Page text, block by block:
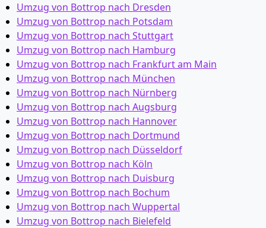
Umzug von Bottrop nach Dresden
Umzug von Bottrop nach Potsdam
Umzug von Bottrop nach Stuttgart
Umzug von Bottrop nach Hamburg
Umzug von Bottrop nach Frankfurt am Main
Umzug von Bottrop nach München
Umzug von Bottrop nach Nürnberg
Umzug von Bottrop nach Augsburg
Umzug von Bottrop nach Hannover
Umzug von Bottrop nach Dortmund
Umzug von Bottrop nach Düsseldorf
Umzug von Bottrop nach Köln
Umzug von Bottrop nach Duisburg
Umzug von Bottrop nach Bochum
Umzug von Bottrop nach Wuppertal
Umzug von Bottrop nach Bielefeld